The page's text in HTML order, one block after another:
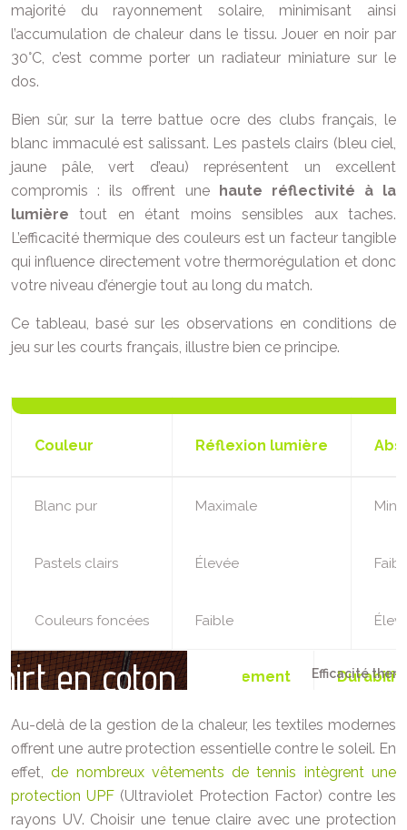
majorité du rayonnement solaire, minimisant ainsi
l’accumulation de chaleur dans le tissu. Jouer en noir par
30°C, c’est comme porter un radiateur miniature sur le
dos.
Bien sûr, sur la terre battue ocre des clubs français, le
blanc immaculé est salissant. Les pastels clairs (bleu ciel,
jaune pâle, vert d’eau) représentent un excellent
compromis : ils offrent une haute réflectivité à la
lumière tout en étant moins sensibles aux taches.
L’efficacité thermique des couleurs est un facteur tangible
qui influence directement votre thermorégulation et donc
votre niveau d’énergie tout au long du match.
Ce tableau, basé sur les observations en conditions de
jeu sur les courts français, illustre bien ce principe.
Efficacité
Couleur Réflexion lumière
Blanc pur Maximale
Pastels clairs Élevée
Couleurs foncées Faible
Au-delà de la gestion de la chaleur, les textiles modernes
offrent une autre protection essentielle contre le soleil. En
effet,de nombreux vêtements de tennis intègrent une
protection UPF (Ultraviolet Protection Factor) contre les
rayons UV. Choisir une tenue claire avec une protection